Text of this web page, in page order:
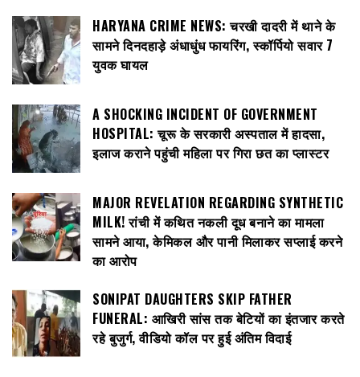
HARYANA CRIME NEWS: चरखी दादरी में थाने के
सामने दिनदहाड़े अंधाधुंध फायरिंग, स्कॉर्पियो सवार 7
युवक घायल
A SHOCKING INCIDENT OF GOVERNMENT
HOSPITAL: चूरू के सरकारी अस्पताल में हादसा,
इलाज कराने पहुंची महिला पर गिरा छत का प्लास्टर
MAJOR REVELATION REGARDING SYNTHETIC
MILK! रांची में कथित नकली दूध बनाने का मामला
सामने आया, केमिकल और पानी मिलाकर सप्लाई करने
का आरोप
SONIPAT DAUGHTERS SKIP FATHER
FUNERAL: आखिरी सांस तक बेटियों का इंतजार करते
रहे बुजुर्ग, वीडियो कॉल पर हुई अंतिम विदाई